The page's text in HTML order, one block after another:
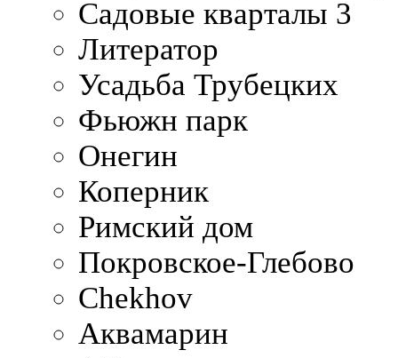
Садовые кварталы 3
Литератор
Усадьба Трубецких
Фьюжн парк
Онегин
Коперник
Римский дом
Покровское-Глебово
Chekhov
Аквамарин